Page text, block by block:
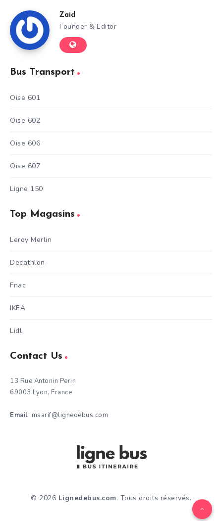
Zaid
Founder & Editor
Bus Transport
Oise 601
Oise 602
Oise 606
Oise 607
Ligne 150
Top Magasins
Leroy Merlin
Decathlon
Fnac
IKEA
Lidl
Contact Us
13 Rue Antonin Perin
69003 Lyon, France
Email: msarif@lignedebus.com
© 2026 Lignedebus.com. Tous droits réservés.